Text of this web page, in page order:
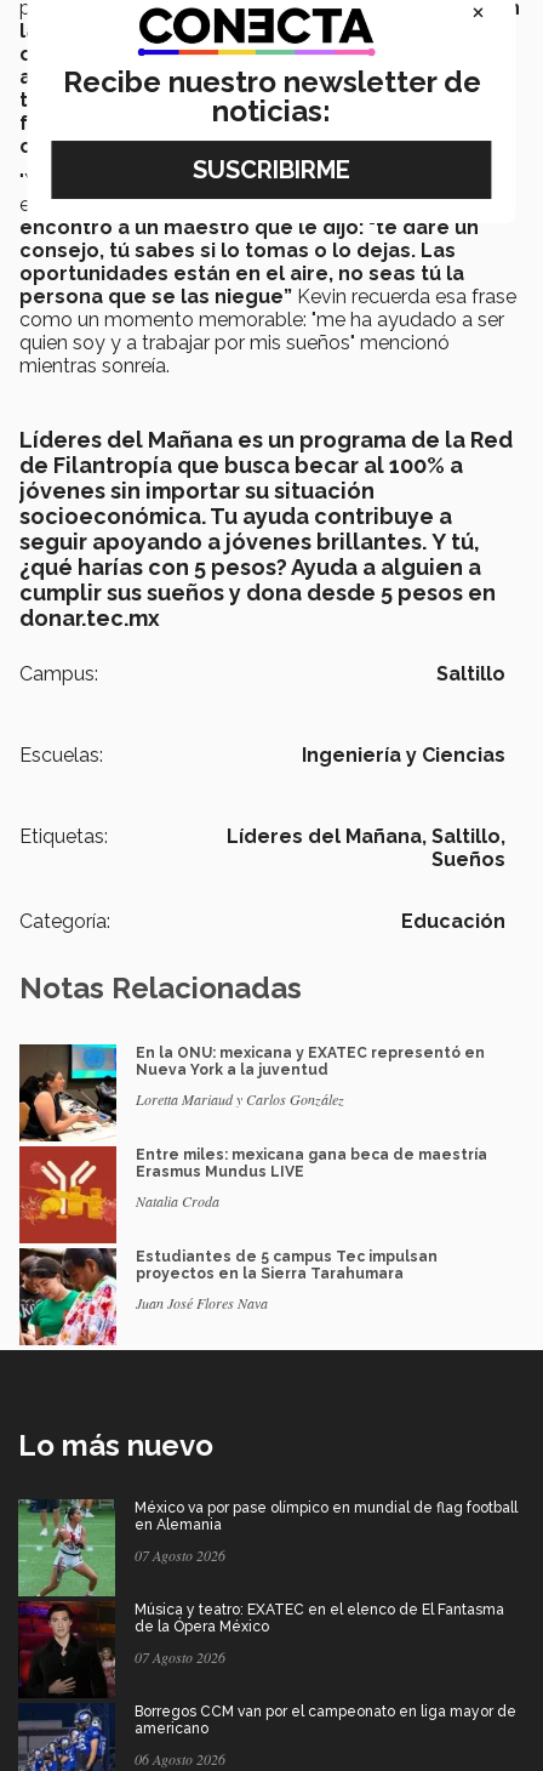
previo a la Beca Líderes del Mañana.Kevin no creía en
la frase que dice que las cosas pasan por algo y
ocurren en el momento menos esperado, pero
aquella vez cuando su madre contestó el
teléfono, y de nueva cuenta cuando su profesor
fue de apoyo en su ensayo, la creencia de Kevin
cambió.
"Yo de verdad no sabía qué decir o qué escribir en el
ensayo, estaba en blanco".En las oficinas Kevin
encontró a un maestro que le dijo: "te daré un
consejo, tú sabes si lo tomas o lo dejas. Las
oportunidades están en el aire, no seas tú la
persona que se las niegue” Kevin recuerda esa frase
como un momento memorable: "me ha ayudado a ser
quien soy y a trabajar por mis sueños" mencionó
mientras sonreía.
Líderes del Mañana es un programa de la Red
de Filantropía que busca becar al 100% a
jóvenes sin importar su situación
socioeconómica. Tu ayuda contribuye a
seguir apoyando a jóvenes brillantes. Y tú,
¿qué harías con 5 pesos? Ayuda a alguien a
cumplir sus sueños y dona desde 5 pesos en
donar.tec.mx
Campus: Saltillo
Escuelas: Ingeniería y Ciencias
Etiquetas: Líderes del Mañana, Saltillo,
Sueños
Categoría: Educación
Notas Relacionadas
En la ONU: mexicana y EXATEC representó en
Nueva York a la juventud
Loretta Mariaud y Carlos González
Entre miles: mexicana gana beca de maestría
Erasmus Mundus LIVE
Natalia Croda
Estudiantes de 5 campus Tec impulsan
proyectos en la Sierra Tarahumara
Juan José Flores Nava
Lo más nuevo
México va por pase olímpico en mundial de flag football
en Alemania
07 Agosto 2026
Música y teatro: EXATEC en el elenco de El Fantasma
de la Ópera México
07 Agosto 2026
Borregos CCM van por el campeonato en liga mayor de
americano
06 Agosto 2026
×
Recibe nuestro newsletter de
noticias: